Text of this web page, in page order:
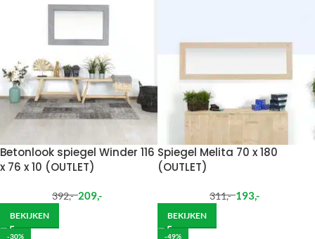
Betonlook spiegel Winder 116
x 76 x 10 (OUTLET)
392,- 209,-
BEKIJKEN
Spiegel Melita 70 x 180
(OUTLET)
311,- 193,-
BEKIJKEN
-30%
-49%